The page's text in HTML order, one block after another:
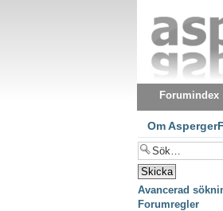
Forumindex
Om
Avancerad
Forumregler